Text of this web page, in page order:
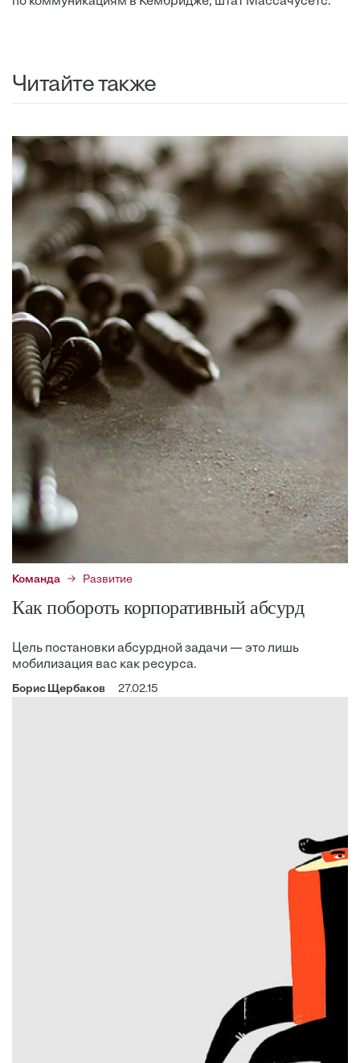
Читайте также
Команда Развитие
Как побороть корпоративный абсурд
Цель постановки абсурдной задачи — это лишь
мобилизация вас как ресурса.
Борис Щербаков 27.02.15